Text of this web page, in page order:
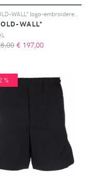
WALL*
€ 197,00